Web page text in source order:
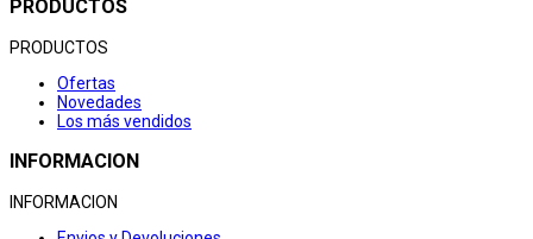
PRODUCTOS
PRODUCTOS
Ofertas
Novedades
Los más vendidos
INFORMACION
INFORMACION